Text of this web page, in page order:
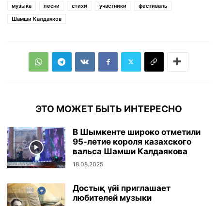
музыка
песни стихи участники
фестиваль
Шамши Калдаяков
ЭТО МОЖЕТ БЫТЬ ИНТЕРЕСНО
В Шымкенте широко отметили
95-летие короля казахского
вальса Шамши Калдаякова
18.08.2025
Достық үйі приглашает
любителей музыки